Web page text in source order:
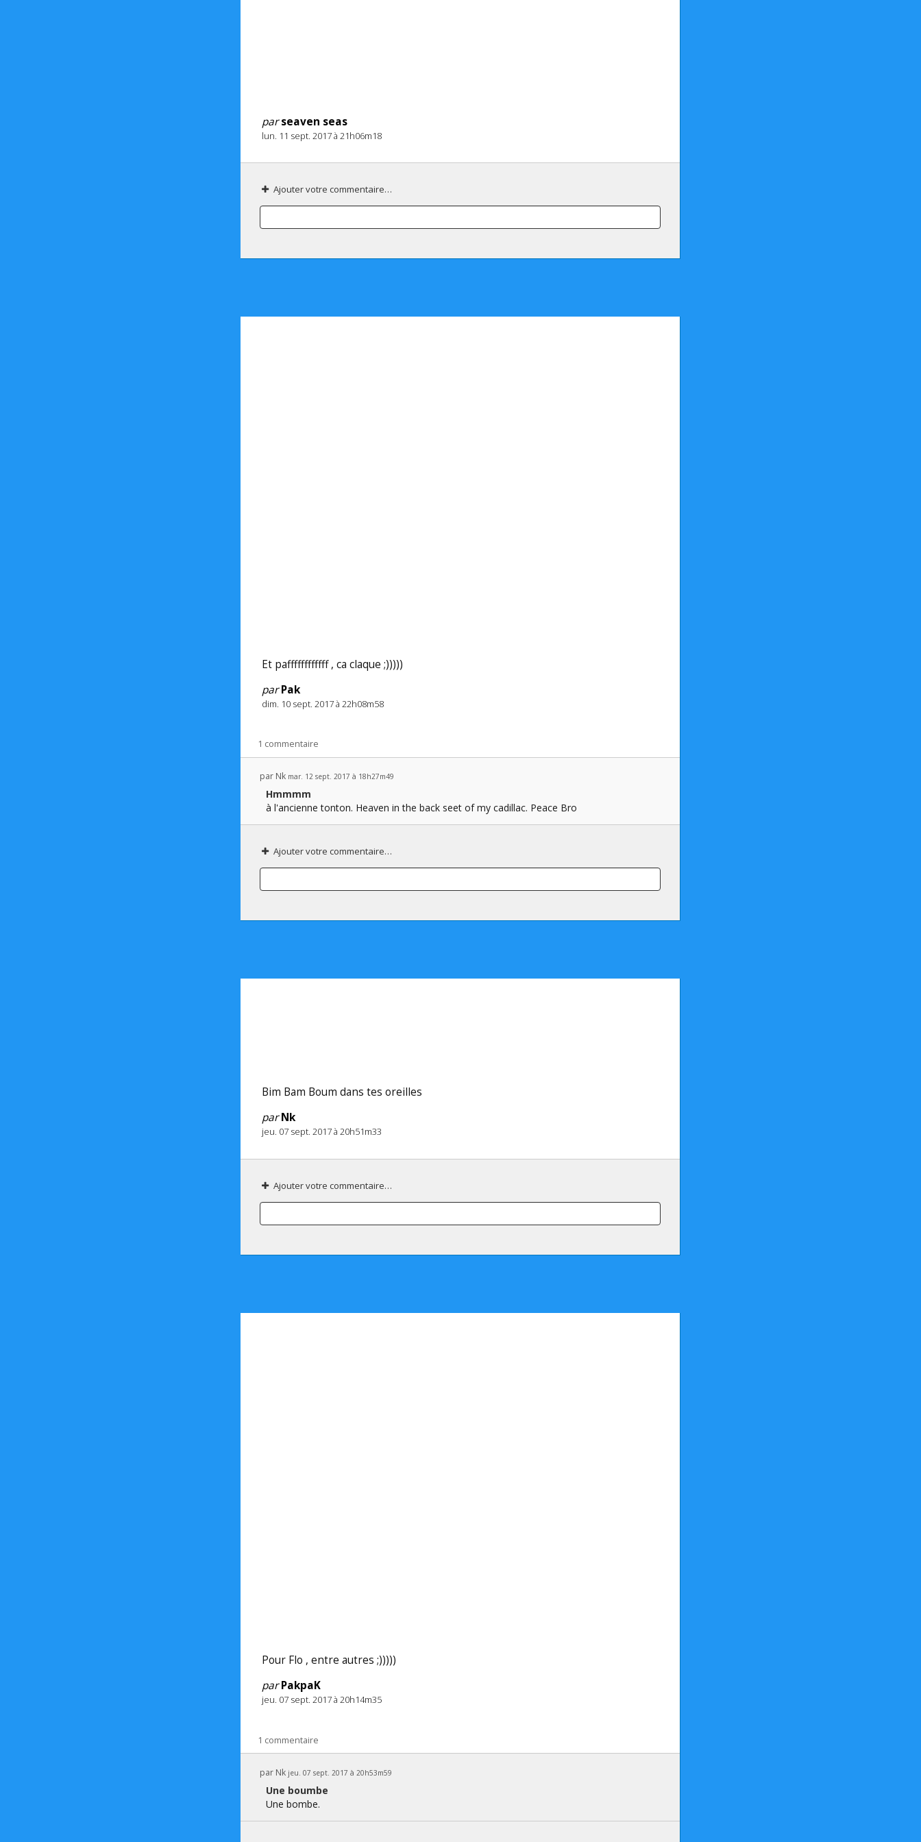
parseaven seas
lun. 11 sept. 2017 à 21h06m18
Ajouter votre commentaire…
Et paffffffffffff , ca claque ;)))))
parPak
dim. 10 sept. 2017 à 22h08m58
1 commentaire
par Nk mar. 12 sept. 2017 à 18h27m49
Hmmmm
à l'ancienne tonton. Heaven in the back seet of my cadillac. Peace Bro
Ajouter votre commentaire…
Bim Bam Boum dans tes oreilles
parNk
jeu. 07 sept. 2017 à 20h51m33
Ajouter votre commentaire…
Pour Flo , entre autres ;)))))
parPakpaK
jeu. 07 sept. 2017 à 20h14m35
1 commentaire
par Nk jeu. 07 sept. 2017 à 20h53m59
Une boumbe
Une bombe.